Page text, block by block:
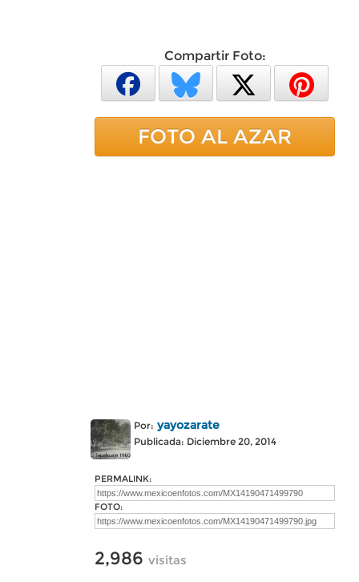
Compartir Foto:
FOTO AL AZAR
Por: yayozarate
Publicada: Diciembre 20, 2014
PERMALINK:
FOTO:
2,986 visitas